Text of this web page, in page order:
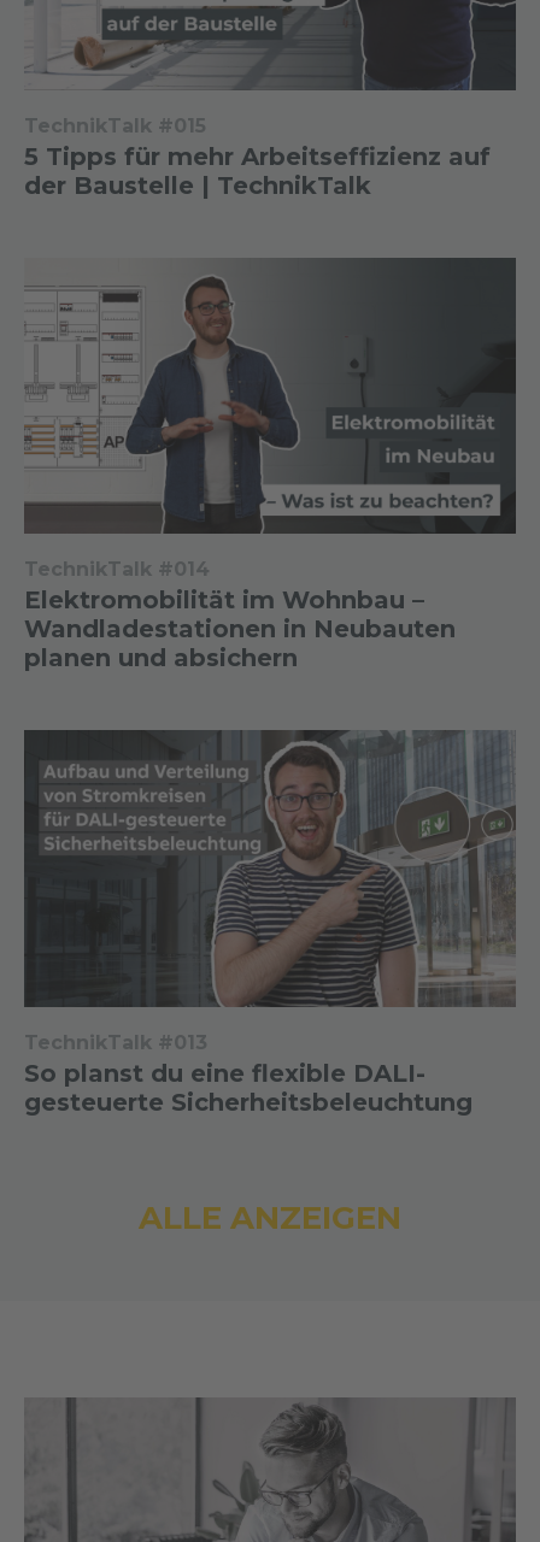
TechnikTalk #015
5 Tipps für mehr Arbeitseffizienz auf
der Baustelle | TechnikTalk
TechnikTalk #014
Elektromobilität im Wohnbau –
Wandladestationen in Neubauten
planen und absichern
TechnikTalk #013
So planst du eine flexible DALI-
gesteuerte Sicherheitsbeleuchtung
ALLE ANZEIGEN